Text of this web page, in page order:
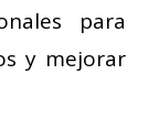
para
y mejorar